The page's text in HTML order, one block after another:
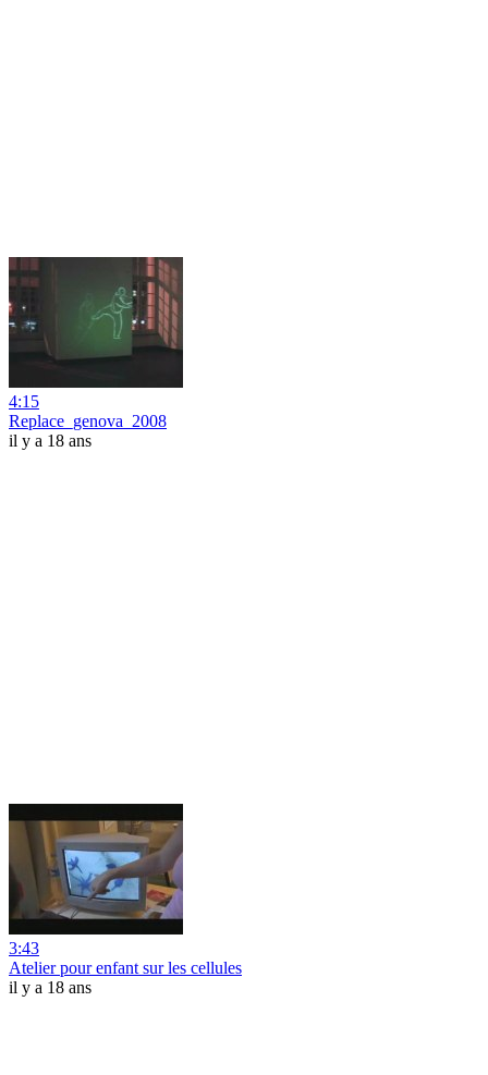
4:15
Replace_genova_2008
il y a 18 ans
3:43
Atelier pour enfant sur les cellules
il y a 18 ans